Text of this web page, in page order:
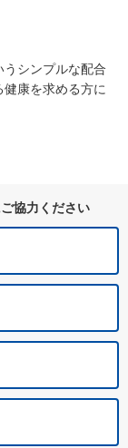
うシンプルな配合
康を求める方に
協力ください